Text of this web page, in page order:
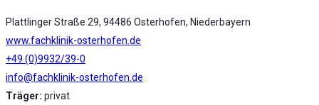
Plattlinger Straße 29, 94486 Osterhofen, Niederbayern
www.fachklinik-osterhofen.de
+49 (0)9932/39-0
info@fachklinik-osterhofen.de
Träger: privat